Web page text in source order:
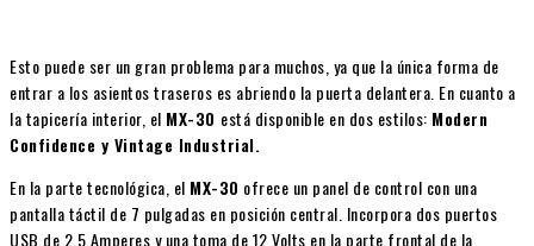
Esto puede ser un gran problema para muchos, ya que la única forma de
entrar a los asientos traseros es abriendo la puerta delantera. En cuanto a
la tapicería interior, el MX-30 está disponible en dos estilos: Modern
Confidence y Vintage Industrial.
En la parte tecnológica, el MX-30 ofrece un panel de control con una
pantalla táctil de 7 pulgadas en posición central. Incorpora dos puertos
USB de 2.5 Amperes y una toma de 12 Volts en la parte frontal de la